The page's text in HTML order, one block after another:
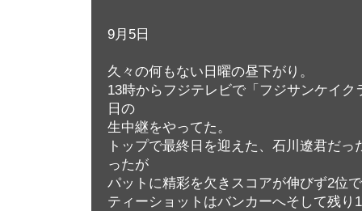
9月5日
久々の何もない日曜の昼下がり。
13時からフジテレビで「フジサンケイク
日の
生中継をやってた。
トップで最終日を迎えた、石川遼君だ
ったが
パットに精彩を欠きスコアが伸びず2位
ティーショットはバンカーへそして残り